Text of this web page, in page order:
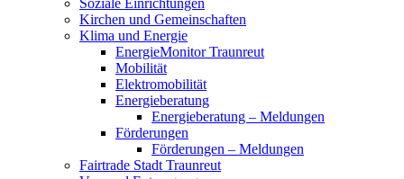
Soziale Einrichtungen
Kirchen und Gemeinschaften
Klima und Energie
EnergieMonitor Traunreut
Mobilität
Elektromobilität
Energieberatung
Energieberatung – Meldungen
Förderungen
Förderungen – Meldungen
Fairtrade Stadt Traunreut